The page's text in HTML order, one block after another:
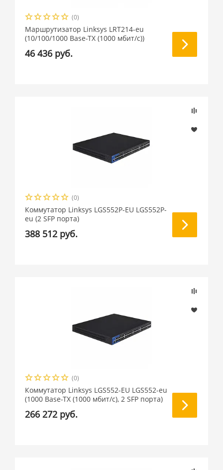
(0)
Маршрутизатор Linksys LRT214-eu
(10/100/1000 Base-TX (1000 мбит/с))
46 436 руб.
(0)
Коммутатор Linksys LGS552P-EU LGS552P-
eu (2 SFP порта)
388 512 руб.
(0)
Коммутатор Linksys LGS552-EU LGS552-eu
(1000 Base-TX (1000 мбит/с), 2 SFP порта)
266 272 руб.